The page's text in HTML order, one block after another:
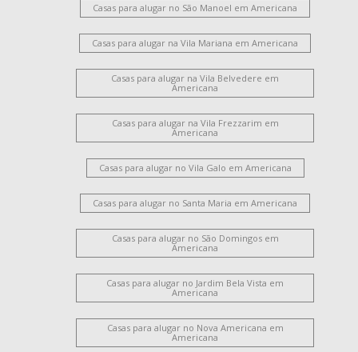
Casas para alugar no São Manoel em Americana
Casas para alugar na Vila Mariana em Americana
Casas para alugar na Vila Belvedere em
Americana
Casas para alugar na Vila Frezzarim em
Americana
Casas para alugar no Vila Galo em Americana
Casas para alugar no Santa Maria em Americana
Casas para alugar no São Domingos em
Americana
Casas para alugar no Jardim Bela Vista em
Americana
Casas para alugar no Nova Americana em
Americana